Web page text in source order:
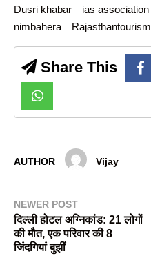
Dusri khabar
ias association
nimbahera
Rajasthantourism
Share This
AUTHOR Vijay
NEWER POST
दिल्ली होटल अग्निकांड: 21 लोगों
की मौत, एक परिवार की 8
जिंदगियां बुझीं